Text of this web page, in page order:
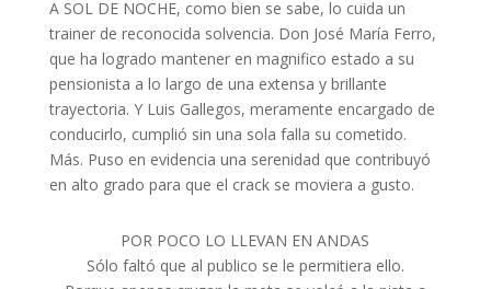
A SOL DE NOCHE, como bien se sabe, lo cuida un
trainer de reconocida solvencia. Don José María Ferro,
que ha logrado mantener en magnifico estado a su
pensionista a lo largo de una extensa y brillante
trayectoria. Y Luis Gallegos, meramente encargado de
conducirlo, cumplió sin una sola falla su cometido.
Más. Puso en evidencia una serenidad que contribuyó
en alto grado para que el crack se moviera a gusto.
POR POCO LO LLEVAN EN ANDAS
Sólo faltó que al publico se le permitiera ello.